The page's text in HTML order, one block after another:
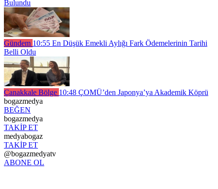
Bulundu
Gündem 10:55 En Düşük Emekli Aylığı Fark Ödemelerinin Tarihi
Belli Oldu
Çanakkale Bölge 10:48 ÇOMÜ’den Japonya’ya Akademik Köprü
bogazmedya
BEĞEN
bogazmedya
TAKİP ET
medyabogaz
TAKİP ET
@bogazmedyatv
ABONE OL